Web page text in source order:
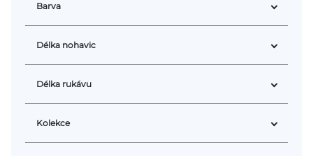
Barva
Délka nohavic
Délka rukávu
Kolekce